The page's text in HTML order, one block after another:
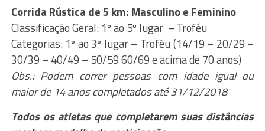
Corrida Rústica de 5 km: Masculino e Feminino
Classificação Geral: 1º ao 5º lugar – Troféu
Categorias: 1º ao 3º lugar – Troféu (14/19 – 20/29 –
30/39 – 40/49 – 50/59 60/69 e acima de 70 anos)
Obs.: Podem correr pessoas com idade igual ou
maior de 14 anos completados até 31/12/2018
Todos os atletas que completarem suas distâncias